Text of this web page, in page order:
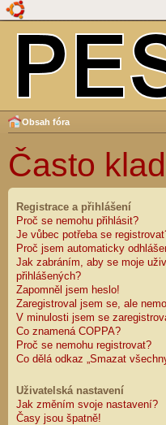
Obsah fóra
Často
Registrace a přihlášení
Proč se nemohu přihlásit?
Je vůbec potřeba se
Proč jsem automaticky
Jak zabráním, aby se moje
přihlášených?
Zapomněl jsem heslo!
Zaregistroval jsem se, ale
V minulosti jsem se
Co znamená COPPA?
Proč se nemohu registrovat?
Co dělá odkaz „Smazat
Uživatelská nastavení
Jak změním svoje nastavení?
Časy jsou špatně!